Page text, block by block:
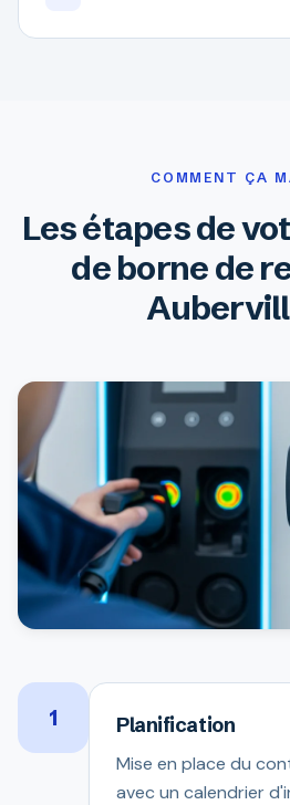
COMMENT ÇA
Les étapes de
de borne de
1 Planification
Mise en place du
avec un calendrier